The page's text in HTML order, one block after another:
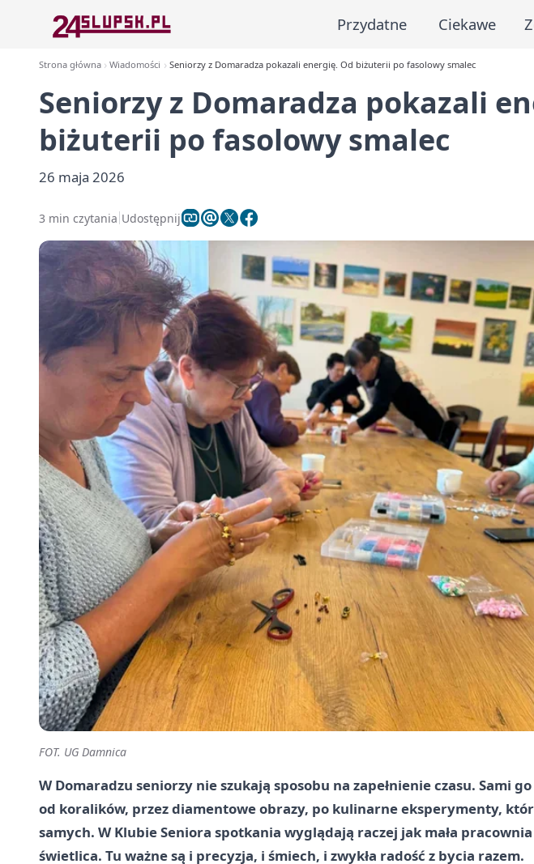
Przydatne Ciekawe
Strona główna Wiadomości Seniorzy z Domaradza pokazali energię. Od biżuterii po fasolowy smalec
Seniorzy z Domaradza pokazali
biżuterii po fasolowy smalec
26 maja 2026
3 min czytania Udostępnij
FOT. UG Damnica
W Domaradzu seniorzy nie szukają sposobu na zapełnienie czasu. Sami
od koralików, przez diamentowe obrazy, po kulinarne eksperymenty,
samych. W Klubie Seniora spotkania wyglądają raczej jak mała
świetlica. Tu ważne są i precyzja, i śmiech, i zwykła radość z bycia razem.